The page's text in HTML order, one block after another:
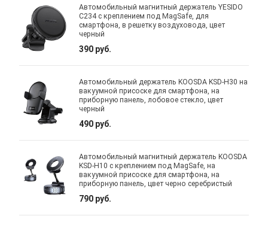
Автомобильный магнитный держатель YESIDO
C234 с креплением под MagSafe, для
смартфона, в решетку воздуховода, цвет
черный
390 руб.
Автомобильный держатель KOOSDA KSD-H30 на
вакуумной присоске для смартфона, на
приборную панель, лобовое стекло, цвет
черный
490 руб.
Автомобильный магнитный держатель KOOSDA
KSD-H10 с креплением под MagSafe, на
вакуумной присоске для смартфона, на
приборную панель, цвет черно серебристый
790 руб.